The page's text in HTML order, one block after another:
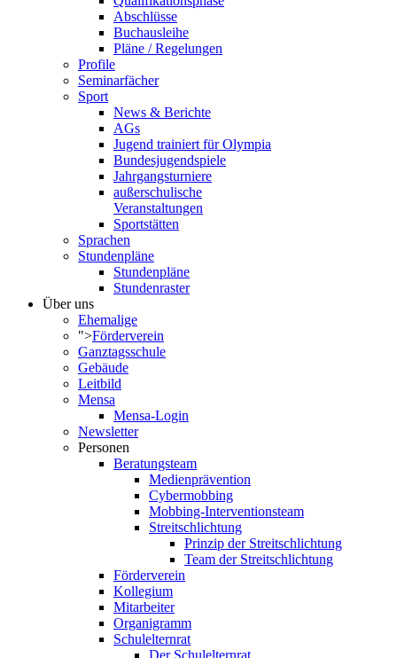
Abschlüsse
Buchausleihe
Pläne / Regelungen
Profile
Seminarfächer
Sport
News & Berichte
AGs
Jugend trainiert für Olympia
Bundesjugendspiele
Jahrgangsturniere
außerschulische
Veranstaltungen
Sportstätten
Sprachen
Stundenpläne
Stundenpläne
Stundenraster
Über uns
Ehemalige
">Förderverein
Ganztagsschule
Gebäude
Leitbild
Mensa
Mensa-Login
Newsletter
Personen
Beratungsteam
Medienprävention
Cybermobbing
Mobbing-Interventionsteam
Streitschlichtung
Prinzip der Streitschlichtung
Team der Streitschlichtung
Förderverein
Kollegium
Mitarbeiter
Organigramm
Schulelternrat
Der Schulelternrat